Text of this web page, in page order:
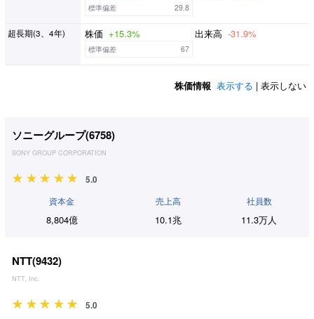
標準偏差 29.8
超長期(3、4年) 株価 +15.3% 出来高 -31.9%
標準偏差 67
株価情報 表示する | 表示しない
ソニーグループ(6758)
SONY GROUP CORPORATION
5.0
資本金
8,804億
売上高
10.1兆
社員数
11.3万人
NTT(9432)
NTT, Inc.
5.0